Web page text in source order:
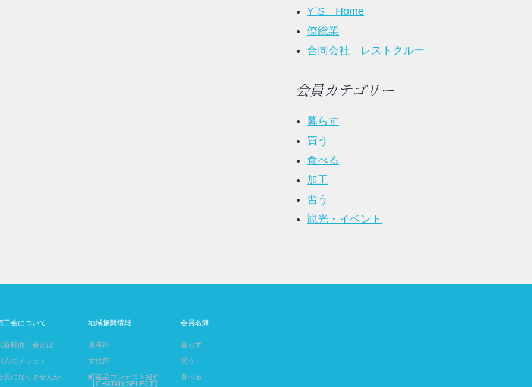
Y`S Home
僚総業
合同会社 レストクルー
会員カテゴリー
暮らす
買う
食べる
加工
習う
観光・イベント
工会について
谷町商工会とは
入のメリット
員になりませんか
地域振興情報
青年部
女性部
町産品コンテスト紹介
【CHATAN SELECT】
会員名簿
暮らす
買う
食べる